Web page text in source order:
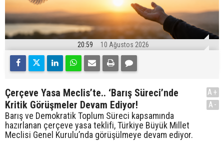
20:59 10 Ağustos 2026
Çerçeve Yasa Meclis’te.. ‘Barış Süreci’nde
Kritik Görüşmeler Devam Ediyor!
Barış ve Demokratik Toplum Süreci kapsamında
hazırlanan çerçeve yasa teklifi, Türkiye Büyük Millet
Meclisi Genel Kurulu’nda görüşülmeye devam ediyor.
A+
A-